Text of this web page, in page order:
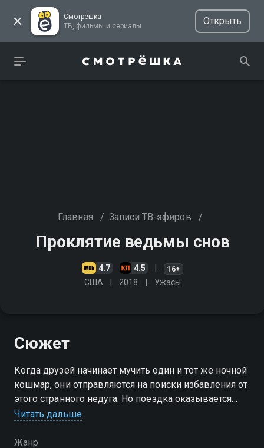
Смотрёшка
ТВ, фильмы и сериалы
Открыть
Главная / Записи ТВ-эфиров /
Проклятие ведьмы снов
4.7 4.5 16+
США 2018 Ужасы
Сюжет
Когда друзей начинает мучить один и тот же ночной
кошмар, они отправляются на поиски избавления от
этого странного недуга. Но поездка оказывается
страшнее их снов
Читать дальше
Жанр